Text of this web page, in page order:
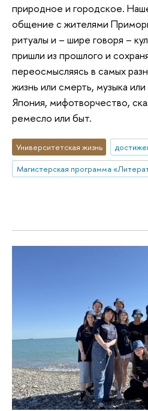
природное и городское.
общение с жителями
ритуалы и – шире говоря –
пришли из прошлого и
переосмысляясь в самых
жизнь или смерть, музыка
Япония, мифотворчество,
ремесло или быт.
Университетская жизнь